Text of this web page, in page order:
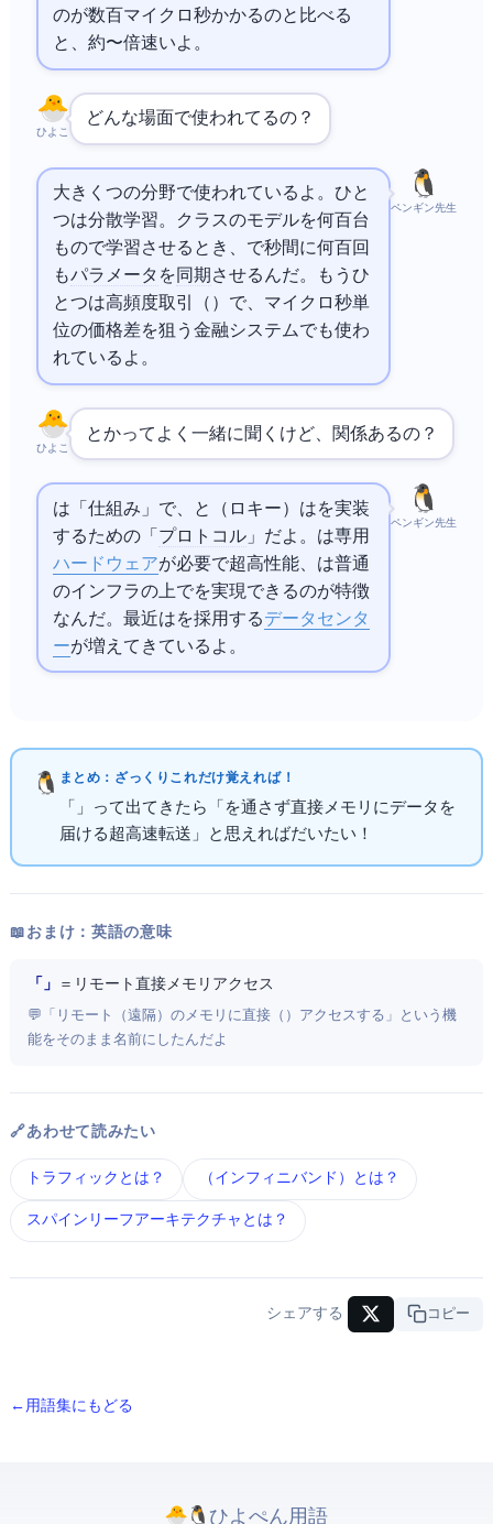
のEthernetが数百マイクロ秒かかるのと比べる
と、約100〜200倍速いよ。
ひよこ
どんな場面で使われてるの？
ペンギン先生
大きく2つの分野で使われているよ。ひと
つはAI分散学習。
-4クラスのモデルを何百台
もので学習させるとき、RDMAで1秒間に何百回
もパラメータ を 同期 させるんだ。もうひ
とつは高頻度取引（HFT）で、マイクロ秒単
位の価格差を狙う金融システムでも使わ
れているよ。
ひよこ
とかRoCEってよく一緒に聞くけど、関係あるの？
ペンギン先生
RDMAは「仕組み」で、
とRoCEv2（ロキーv2）はRDMAを実装
するための「 プロトコル」だよ。 は専用
ハードウェアが必要で超高性能、RoCEv2は普通
のEthernetインフラの上でRDMAを実現できるのが特徴
なんだ。最近はRoCEv2を採用するデータセンタ
ーが増えてきているよ。
まとめ：ざっくりこれだけ覚えればOK！
「RDMA」って出てきたら「 を通さず直接メモリにデータを
届ける超高速転送」と思えればだいたいOK！
📖 おまけ：英語の意味
「Remote Direct Memory Access」 ＝ リモート直接メモリアクセス
💬 「リモート（遠隔）のメモリに直接（Direct）アクセスする」という機
能をそのまま名前にしたんだよ
🔗 あわせて読みたい
East-Westトラフィック とは？ InfiniBand（インフィニバンド） とは？
スパイン-リーフアーキテクチャ とは？
シェアする URLコピー
← 用語集にもどる
ひよぺんIT用語. All rights reserved.